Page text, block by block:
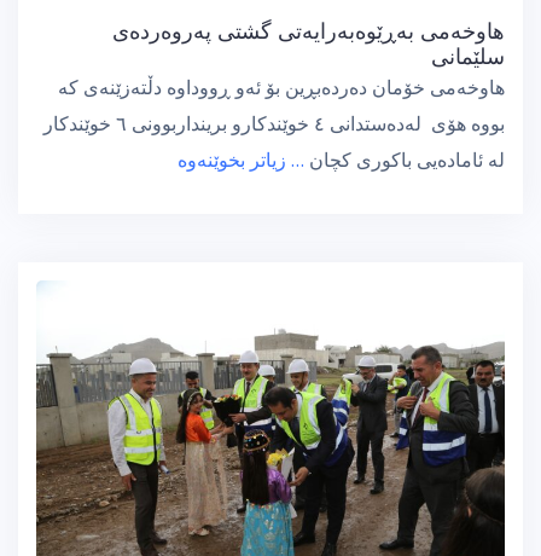
هاوخەمی بەڕێوەبەرایەتی گشتی پەروەردەی
سلێمانی
هاوخەمی خۆمان دەردەبڕين بۆ ئەو ڕووداوە دڵتەزێنەی کە
بووە هۆی لەدەستدانی ٤ خوێندکارو برینداربوونی ٦ خوێندکار
لە ئامادەیی باکوری کچان … زیاتر بخوێنەوە